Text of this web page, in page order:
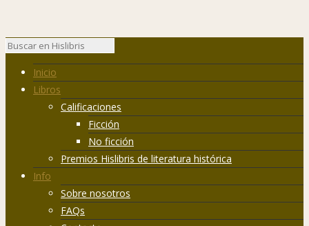
Inicio
Libros
Calificaciones
Ficción
No ficción
Premios Hislibris de literatura histórica
Info
Sobre nosotros
FAQs